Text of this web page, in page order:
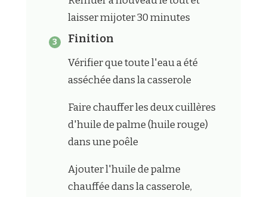
laisser mijoter 30 minutes
Finition
Vérifier que toute l'eau a été
asséchée dans la casserole
Faire chauffer les deux cuillères
d'huile de palme (huile rouge)
dans une poêle
Ajouter l'huile de palme
chauffée dans la casserole,